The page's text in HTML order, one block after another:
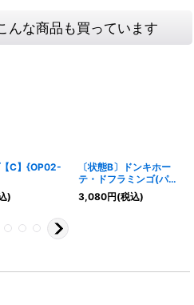
んな商品も買っています
C】{OP02-
)
〔状態B〕ドンキホー
テ・ドフラミンゴ(パラ
レル/illust:Studio Vigor
Co.Ltd)【L/P】{OP04-
3,080円(税込)